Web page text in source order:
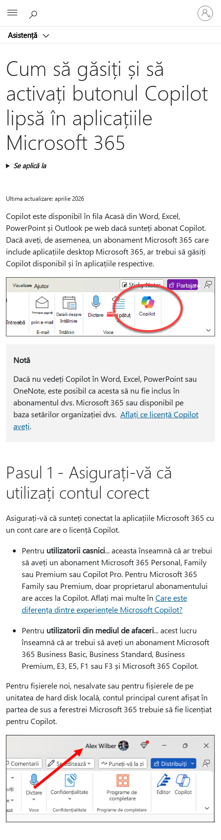
Asistență
vă
la
dvs.
Cum să găsiți și să
activați butonul Copilot
lipsă în aplicațiile
Microsoft 365
Se aplică la
Ultima actualizare: aprilie 2026
Copilot este disponibil în fila Acasă din Word, Excel,
PowerPoint și Outlook pe web dacă sunteți abonat Copilot.
Dacă aveți, de asemenea, un abonament Microsoft 365 care
include aplicațiile desktop Microsoft 365, ar trebui să găsiți
Copilot disponibil și în aplicațiile respective.
Notă
Dacă nu vedeți Copilot în Word, Excel, PowerPoint sau
OneNote, este posibil ca acesta să nu fie inclus în
abonamentul dvs. Microsoft 365 sau disponibil pe
baza setărilor organizației dvs. Aflați ce licență Copilot
aveți.
Pasul 1 - Asigurați-vă că
utilizați contul corect
Asigurați-vă că sunteți conectat la aplicațiile Microsoft 365 cu
un cont care are o licență Copilot.
Pentru utilizatorii casnici... aceasta înseamnă că ar trebui
să aveți un abonament Microsoft 365 Personal, Family
sau Premium sau Copilot Pro. Pentru Microsoft 365
Family sau Premium, doar proprietarul abonamentului
are acces la Copilot. Aflați mai multe în Care este
diferența dintre experiențele Microsoft Copilot?
Pentru utilizatorii din mediul de afaceri... acest lucru
înseamnă că ar trebui să aveți un abonament Microsoft
365 Business Basic, Business Standard, Business
Premium, E3, E5, F1 sau F3 și Microsoft 365 Copilot.
Pentru fișierele noi, nesalvate sau pentru fișierele de pe
unitatea de hard disk locală, contul principal curent afișat în
partea de sus a ferestrei Microsoft 365 trebuie să fie licențiat
pentru Copilot.